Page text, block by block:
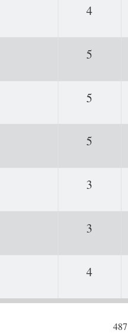
4
5
5
5
3
3
4